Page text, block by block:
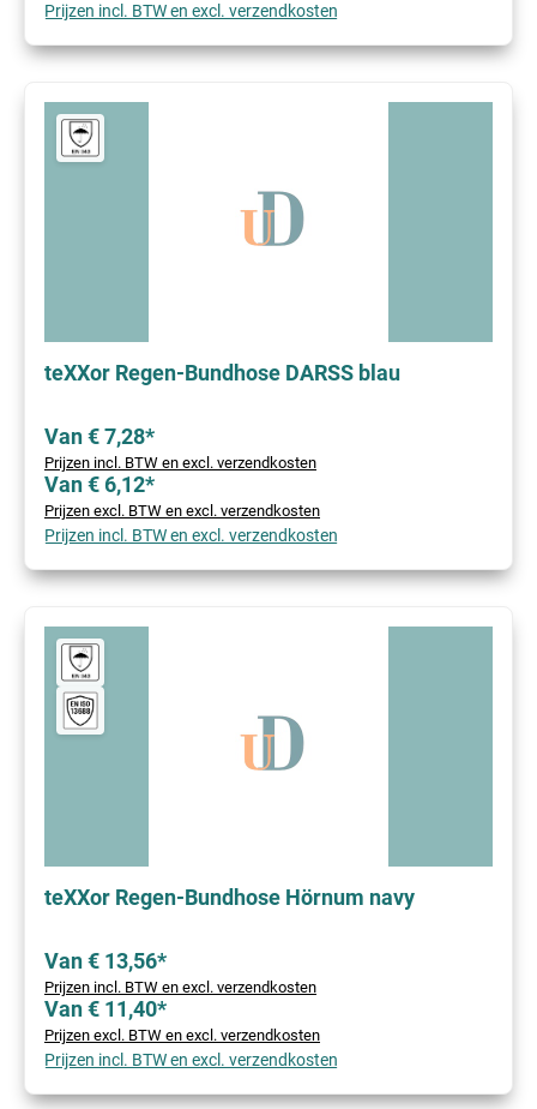
Prijzen incl. BTW en excl. verzendkosten
teXXor Regen-Bundhose DARSS blau
Van € 7,28*
Prijzen incl. BTW en excl. verzendkosten
Van € 6,12*
Prijzen excl. BTW en excl. verzendkosten
Prijzen incl. BTW en excl. verzendkosten
teXXor Regen-Bundhose Hörnum navy
Van € 13,56*
Prijzen incl. BTW en excl. verzendkosten
Van € 11,40*
Prijzen excl. BTW en excl. verzendkosten
Prijzen incl. BTW en excl. verzendkosten